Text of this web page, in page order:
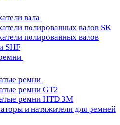
вала
полированных валов SK
полированных валов
SHF
ремни
ремни GT2
ремни HTD 3M
и натяжители для ремней